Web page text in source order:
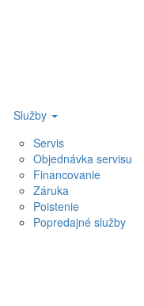
Služby
Servis
Objednávka servisu
Financovanie
Záruka
Poistenie
Popredajné služby